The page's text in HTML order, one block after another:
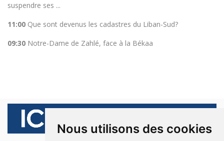
Nous utilisons des cookies
suspendre ses ...
11:00 Que sont devenus les cadastres du Liban-Sud?
09:30 Notre-Dame de Zahlé, face à la Békaa